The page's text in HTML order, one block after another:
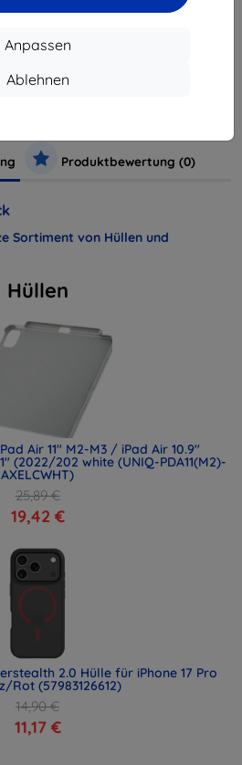
Anpassen
Ablehnen
Produktbewertung (0)
Sortiment von Hüllen und
Hüllen
Air 11" M2-M3 / iPad Air 10.9"
(2022/202 white (UNIQ-PDA11(M2)-
AXELCWHT)
25,89 €
19,42 €
2.0 Hülle für iPhone 17 Pro
Rot (57983126612)
14,90 €
11,17 €